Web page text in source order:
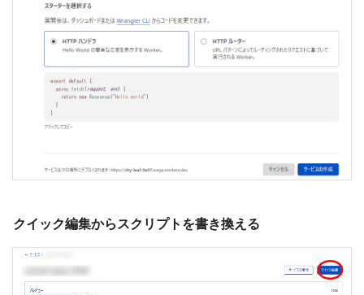
クイック編集からスクリプトを書き換える